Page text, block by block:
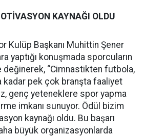
KAYNAĞI OLDU
Kulüp Başkanı Muhittin Şener
yaptığı konuşmada sporcuların
“Cimnastikten futbola,
pek çok branşta faaliyet
genç yeteneklere spor yapma
imkanı sunuyor. Ödül bizim
kaynağı oldu. Bu başarı
büyük organizasyonlarda